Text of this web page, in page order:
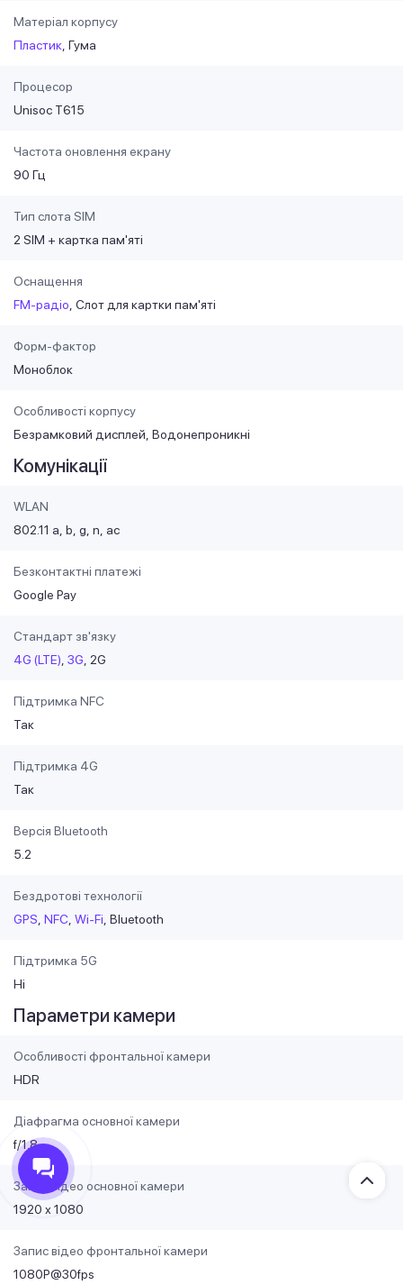
Матеріал корпусу
Пластик Гума
Процесор
Unisoc T615
Частота оновлення екрану
90 Гц
Тип слота SIM
2 SIM + картка пам'яті
Оснащення
FM-радіо Слот для картки пам'яті
Форм-фактор
Моноблок
Особливості корпусу
Безрамковий дисплей Водонепроникні
Комунікації
WLAN
802.11 a b g n ac
Безконтактні платежі
Google Pay
Стандарт зв'язку
4G (LTE) 3G 2G
Підтримка NFC
Так
Підтримка 4G
Так
Версія Bluetooth
5.2
Бездротові технології
GPS NFC Wi-Fi Bluetooth
Підтримка 5G
Ні
Параметри камери
Особливості фронтальної камери
HDR
Діафрагма основної камери
f/1.8
Запис відео основної камери
1920 х 1080
Запис відео фронтальної камери
1080P@30fps